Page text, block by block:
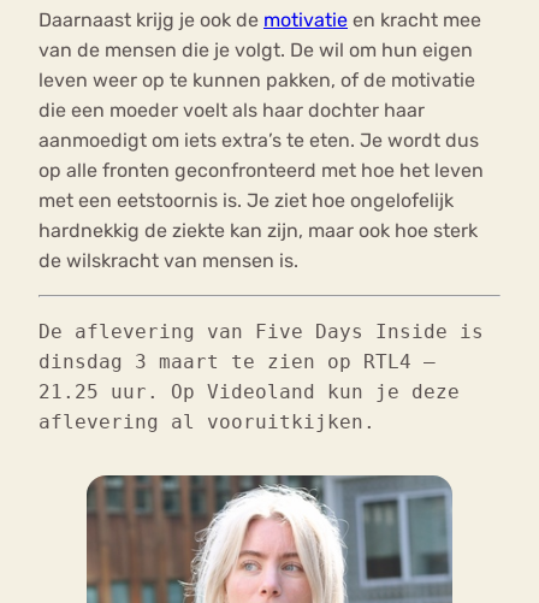
Daarnaast krijg je ook de motivatie en kracht mee
van de mensen die je volgt. De wil om hun eigen
leven weer op te kunnen pakken, of de motivatie
die een moeder voelt als haar dochter haar
aanmoedigt om iets extra’s te eten. Je wordt dus
op alle fronten geconfronteerd met hoe het leven
met een eetstoornis is. Je ziet hoe ongelofelijk
hardnekkig de ziekte kan zijn, maar ook hoe sterk
de wilskracht van mensen is.
De aflevering van Five Days Inside is
dinsdag 3 maart te zien op RTL4 –
21.25 uur. Op Videoland kun je deze
aflevering al vooruitkijken.